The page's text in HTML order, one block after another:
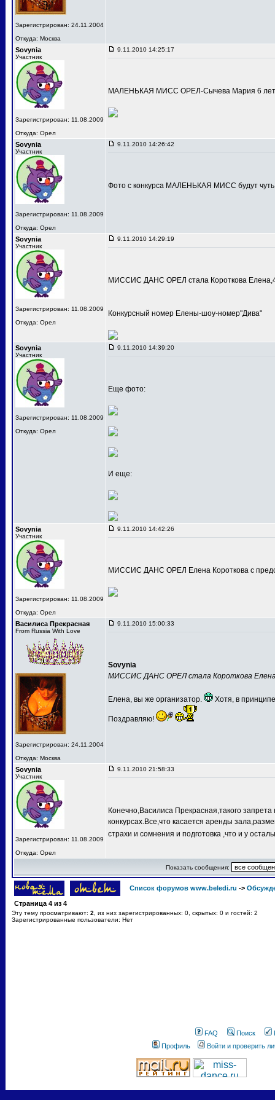
Зарегистрирован: 24.11.2004
Откуда: Москва
Sovynia
Участник
Зарегистрирован: 11.08.2009
Откуда: Орел
9.11.2010 14:25:17
МАЛЕНЬКАЯ МИСС ОРЕЛ-Сычева Мария 6
Sovynia
Участник
Зарегистрирован: 11.08.2009
Откуда: Орел
9.11.2010 14:26:42
Фото с конкурса МАЛЕНЬКАЯ МИСС будут
Sovynia
Участник
Зарегистрирован: 11.08.2009
Откуда: Орел
9.11.2010 14:29:19
МИССИС ДАНС ОРЕЛ стала Короткова
Конкурсный номер Елены-шоу-номер"Дива"
Sovynia
Участник
Зарегистрирован: 11.08.2009
Откуда: Орел
9.11.2010 14:39:20
Еще фото:
И еще:
Sovynia
Участник
Зарегистрирован: 11.08.2009
Откуда: Орел
9.11.2010 14:42:26
МИССИС ДАНС ОРЕЛ Елена Короткова с
Василиса Прекрасная
From Russia With Love
Зарегистрирован: 24.11.2004
Откуда: Москва
9.11.2010 15:00:33
Sovynia
МИССИС ДАНС ОРЕЛ стала Короткова
Елена, вы же организатор. Хотя, в
Поздравляю!
Sovynia
Участник
Зарегистрирован: 11.08.2009
Откуда: Орел
9.11.2010 21:58:33
Конечно,Василиса Прекрасная,такого
конкурсах.Все,что касается аренды
страхи и сомнения и подготовка ,что и у
Показать сообщения:
Список форумов www.beledi.ru ->
Страница 4 из 4
Эту тему просматривают: 2 , из них зарегистрированных: 0, скрытых: 0 и гостей: 2
Зарегистрированные пользователи: Нет
FAQ Поиск
Профиль
Войти и проверить